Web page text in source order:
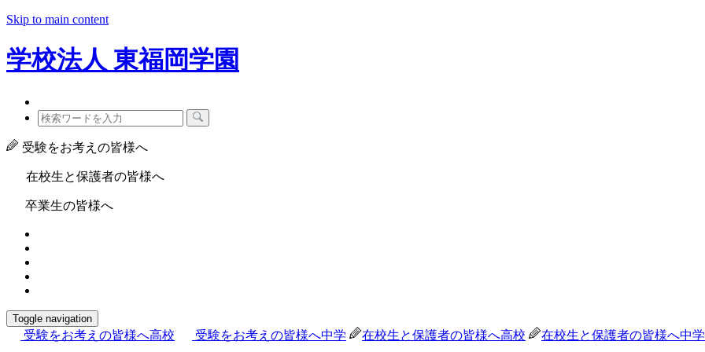
Skip to main content
学校法人 東福岡学園
受験をお考えの皆様へ
在校生と保護者の皆様へ
卒業生の皆様へ
Toggle navigation
受験をお考えの皆様へ高校 受験をお考えの皆様へ中学 在校生と保護者の皆様へ高校 在校生と保護者の皆様へ中学